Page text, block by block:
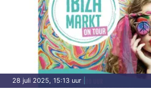
28 juli 2025, 15:13 uur